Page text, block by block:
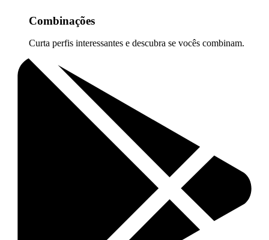
Combinações
Curta perfis interessantes e descubra se vocês combinam.